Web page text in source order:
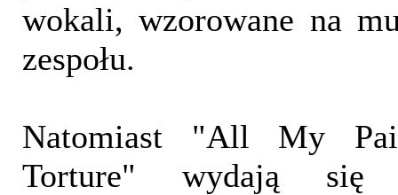
wokali, wzorowane na
zespołu.
Natomiast "All My
Torture" wydają się